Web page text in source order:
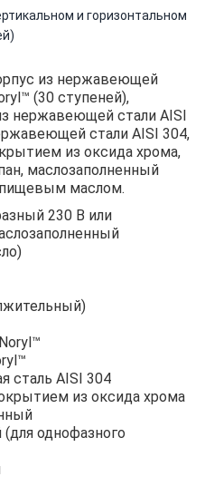
и горизонтальном
из нержавеющей
(30 ступеней),
нержавеющей стали AISI
стали AISI 304,
из оксида хрома,
маслозаполненный
маслом.
230 В или
Noryl™
сталь AISI 304
из оксида хрома
однофазного